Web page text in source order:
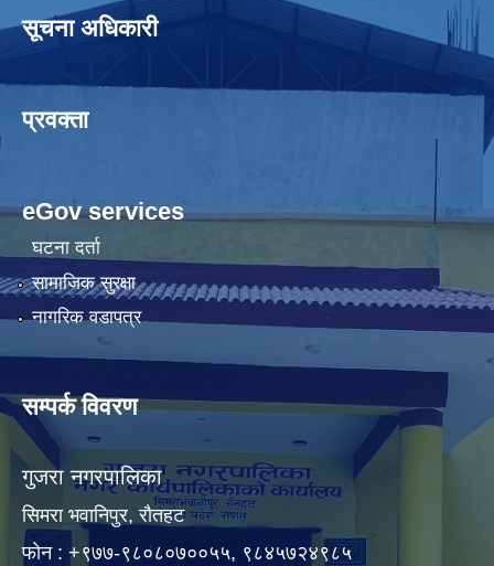
सूचना अधिकारी
प्रवक्ता
eGov services
घटना दर्ता
सामाजिक सुरक्षा
नागरिक वडापत्र
सम्पर्क विवरण
गुजरा नगरपालिका
सिमरा भवानिपुर, राैतहट
फाेन : +९७७-९८०८०७००५५, ९८४५७२४९८५